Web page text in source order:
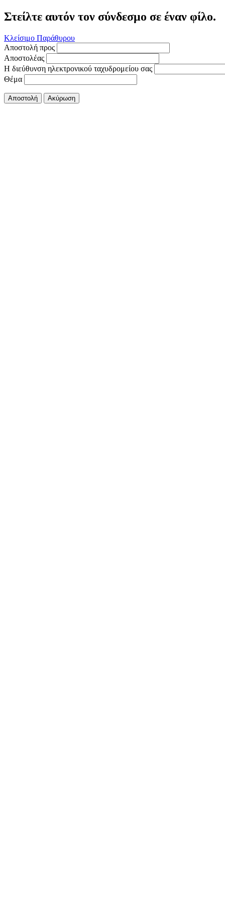
Στείλτε αυτόν τον σύνδεσμο σε έναν φίλο.
Κλείσιμο Παράθυρου
Αποστολή προς
Αποστολέας
Η διεύθυνση ηλεκτρονικού ταχυδρομείου σας
Θέμα
Αποστολή Ακύρωση